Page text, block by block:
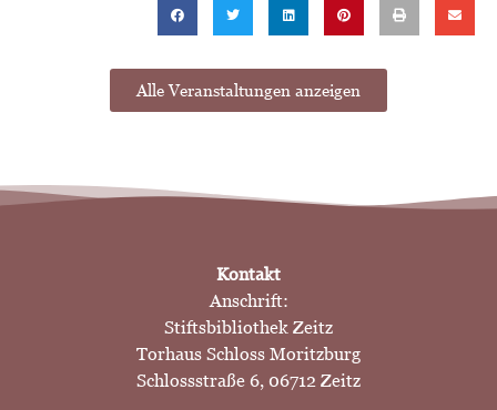
Alle Veranstaltungen anzeigen
Kontakt
Anschrift:
Stiftsbibliothek Zeitz
Torhaus Schloss Moritzburg
Schlossstraße 6, 06712 Zeitz